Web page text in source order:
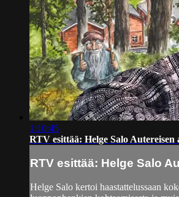
1:10:45
RTV esittää: Helge Salo Autereisen
RTV esittää: Helge Salo
Helge Salo kertoi haastattelussaan